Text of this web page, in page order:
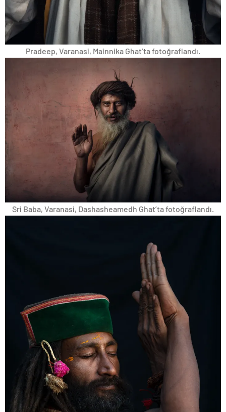
Pradeep, Varanasi, Mainnika Ghat’ta fotoğraflandı.
Sri Baba, Varanasi, Dashasheamedh Ghat’ta fotoğraflandı.